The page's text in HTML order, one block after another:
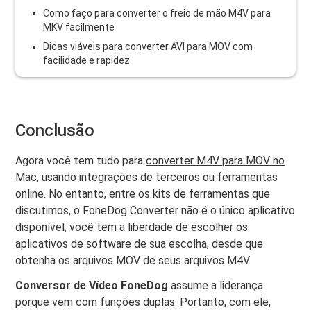
Como faço para converter o freio de mão M4V para
MKV facilmente
Dicas viáveis ​​para converter AVI para MOV com
facilidade e rapidez
Conclusão
Agora você tem tudo paraconverter M4V para MOV no
Mac, usando integrações de terceiros ou ferramentas
online. No entanto, entre os kits de ferramentas que
discutimos, o FoneDog Converter não é o único aplicativo
disponível; você tem a liberdade de escolher os
aplicativos de software de sua escolha, desde que
obtenha os arquivos MOV de seus arquivos M4V.
Conversor de Vídeo FoneDog assume a liderança
porque vem com funções duplas. Portanto, com ele,